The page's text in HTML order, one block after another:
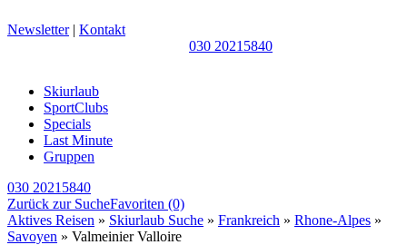
Newsletter| Kontakt
030 20215840
Skiurlaub
SportClubs
Specials
Last Minute
Gruppen
030 20215840
Zurück zur SucheFavoriten (0)
Aktives Reisen » Skiurlaub Suche » Frankreich » Rhone-Alpes »
Savoyen » Valmeinier Valloire